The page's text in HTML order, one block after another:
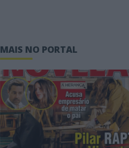
MAIS NO PORTAL